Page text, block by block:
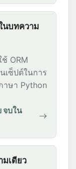
นบทความ
ORM
เซ็ปต์ในการ
ษา Python
จบใน
เดียว